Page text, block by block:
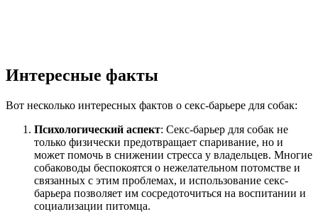
Интересные факты
Вот несколько интересных фактов о секс-барьере для собак:
Психологический аспект: Секс-барьер для собак не
только физически предотвращает спаривание, но и
может помочь в снижении стресса у владельцев. Многие
собаководы беспокоятся о нежелательном потомстве и
связанных с этим проблемах, и использование секс-
барьера позволяет им сосредоточиться на воспитании и
социализации питомца.